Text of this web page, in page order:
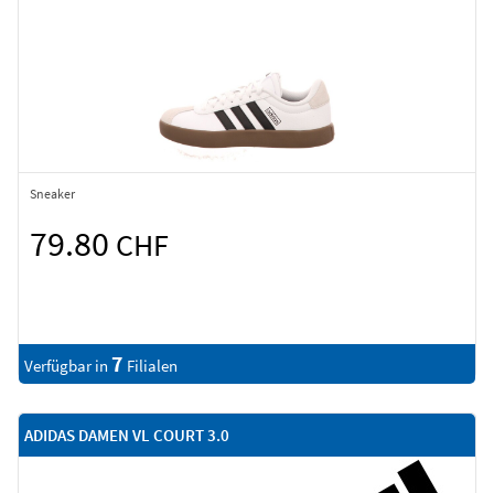
Sneaker
79.80 CHF
Verfügbar in 7 Filialen
ADIDAS DAMEN VL COURT 3.0